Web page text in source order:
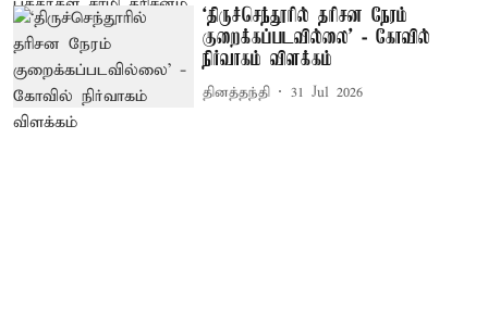
‘திருச்செந்தூரில் தரிசன நேரம்
குறைக்கப்படவில்லை’ - கோவில்
நிர்வாகம் விளக்கம்
தினத்தந்தி 31 Jul 2026